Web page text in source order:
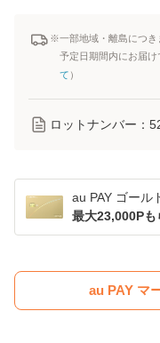
※一部地域・離島につき
予定日期間内にお届
て ）
ロットナンバー：
au PAY ゴール
最大23,000P
au PAY マ